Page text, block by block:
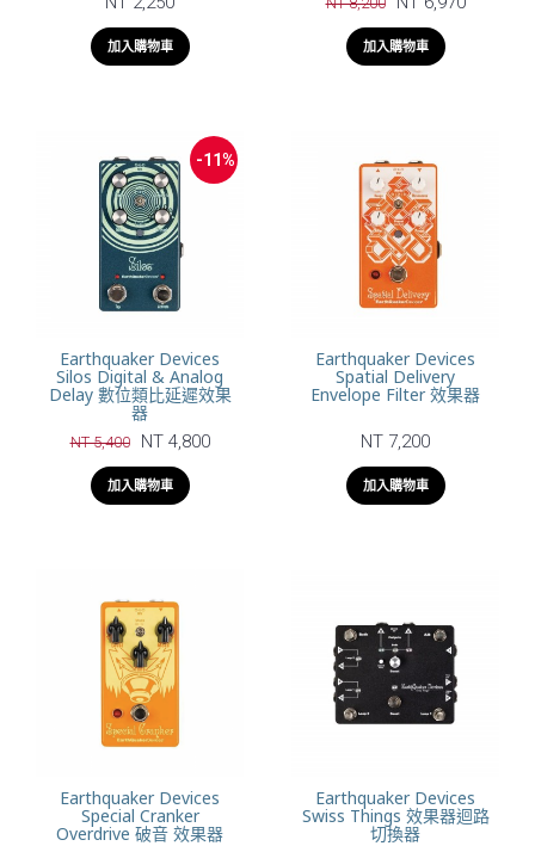
加入購物車 加入購物車
-11%
Earthquaker Devices
Silos Digital & Analog
Delay 數位類比延遲效果
器
NT 5,400 NT 4,800
加入購物車
Earthquaker Devices
Spatial Delivery
Envelope Filter 效果器
NT 7,200
加入購物車
Earthquaker Devices
Special Cranker
Overdrive 破音 效果器
Earthquaker Devices
Swiss Things 效果器迴路
切換器